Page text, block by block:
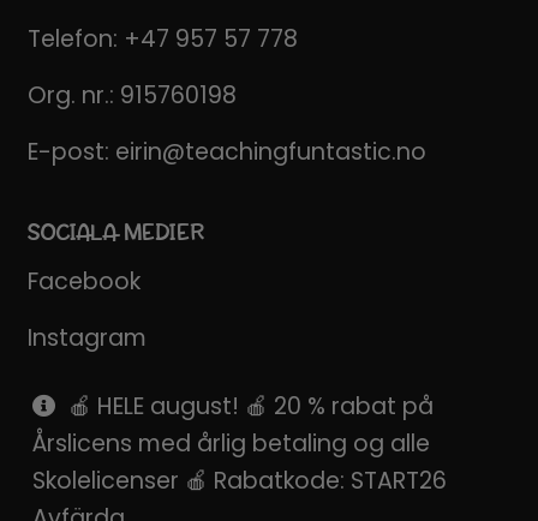
Telefon: +47 957 57 778
Org. nr.: 915760198
E-post: eirin@teachingfuntastic.no
SOCIALA MEDIER
Facebook
Instagram
Pinterest
SnapChat
🍎 HELE august! 🍎 20 % rabat på
Årslicens med årlig betaling og alle
Skolelicenser 🍎 Rabatkode: START26